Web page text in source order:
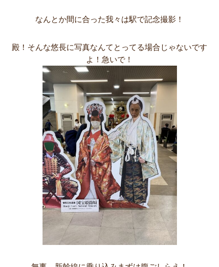
なんとか間に合った我々は駅で記念撮影！
殿！そんな悠長に写真なんてとってる場合じゃないです
よ！急いで！